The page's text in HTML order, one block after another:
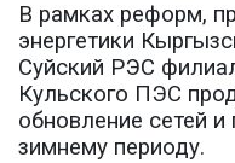
В рамках реформ,
энергетики
Суйский РЭС
Кульского ПЭС
обновление сетей и
зимнему периоду.